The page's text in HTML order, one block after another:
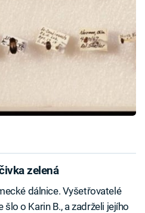
zelená
dálnice. Vyšetřovatelé
o Karin B., a zadrželi jejího